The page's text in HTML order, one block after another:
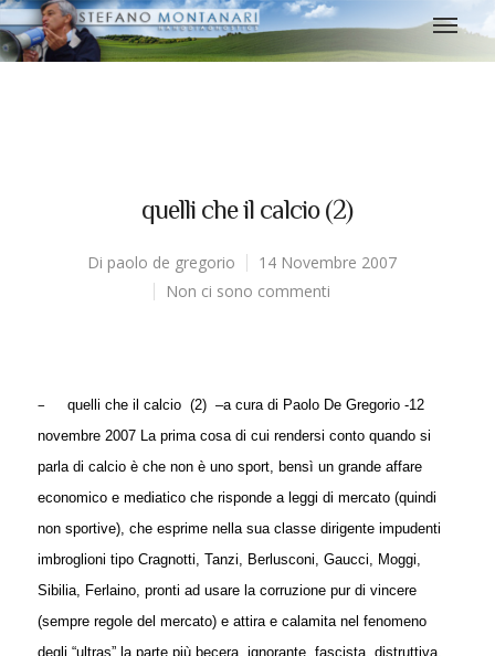
quelli che il calcio (2)
Di paolo de gregorio
14 Novembre 2007
Non ci sono commenti
– quelli che il calcio (2) –a cura di Paolo De Gregorio -12
novembre 2007 La prima cosa di cui rendersi conto quando si
parla di calcio è che non è uno sport, bensì un grande affare
economico e mediatico che risponde a leggi di mercato (quindi
non sportive), che esprime nella sua classe dirigente impudenti
imbroglioni tipo Cragnotti, Tanzi, Berlusconi, Gaucci, Moggi,
Sibilia, Ferlaino, pronti ad usare la corruzione pur di vincere
(sempre regole del mercato) e attira e calamita nel fenomeno
degli “ultras” la parte più becera, ignorante, fascista, distruttiva,